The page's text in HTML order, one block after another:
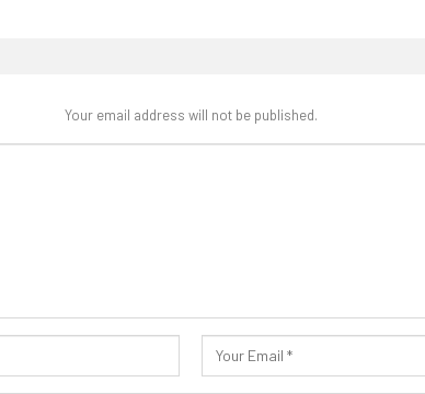
Your email address will not be published.